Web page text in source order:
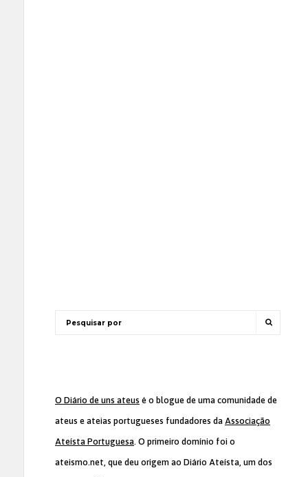
O Diário de uns ateus é o blogue de uma comunidade de
ateus e ateias portugueses fundadores da Associação
Ateísta Portuguesa. O primeiro domínio foi o
ateismo.net, que deu origem ao Diário Ateísta, um dos